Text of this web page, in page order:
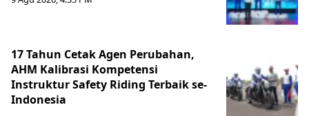
17 Tahun Cetak Agen Perubahan,
AHM Kalibrasi Kompetensi
Instruktur Safety Riding Terbaik se-
Indonesia